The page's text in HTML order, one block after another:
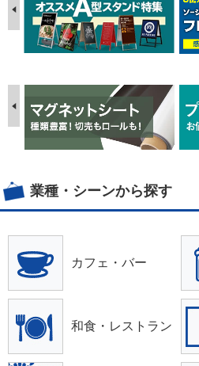
業種・シーンから探す
カフェ・バー
和食・レストラン